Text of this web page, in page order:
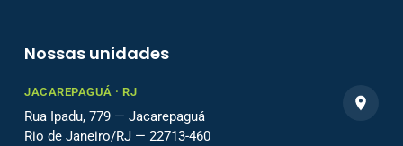
Nossas unidades
JACAREPAGUÁ · RJ
Rua Ipadu, 779 — Jacarepaguá
Rio de Janeiro/RJ — 22713-460